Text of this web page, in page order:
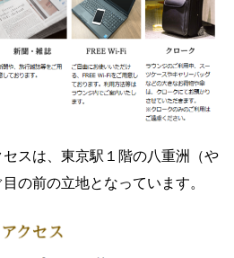
スは、東京駅１階の八重洲（や
の前の立地となっています。